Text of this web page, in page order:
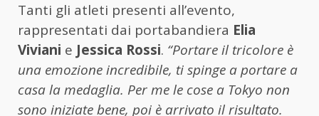
Tanti gli atleti presenti all’evento,
rappresentati dai portabandiera Elia
Viviani e Jessica Rossi. “Portare il tricolore è
una emozione incredibile, ti spinge a portare a
casa la medaglia. Per me le cose a Tokyo non
sono iniziate bene, poi è arrivato il risultato.